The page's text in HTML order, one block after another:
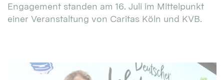
Engagement standen am 16. Juli im Mittelpunkt
einer Veranstaltung von Caritas Köln und KVB.